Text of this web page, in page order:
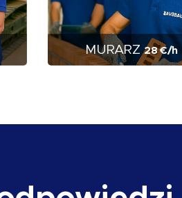
MURARZ28 €/h